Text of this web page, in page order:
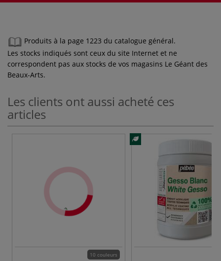
Produits à la page 1223 du catalogue général.
Les stocks indiqués sont ceux du site Internet et ne
correspondent pas aux stocks de vos magasins Le Géant des
Beaux-Arts.
Les clients ont aussi acheté ces
articles
10 couleurs